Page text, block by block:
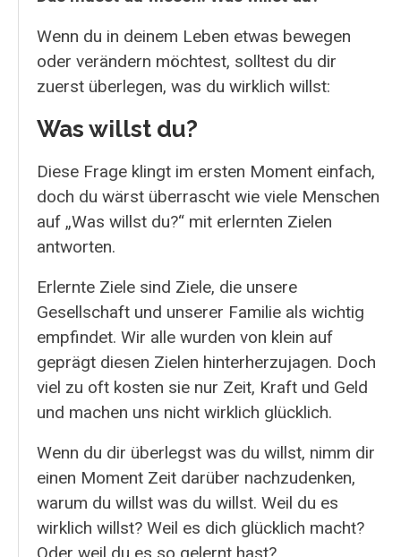
Wenn du in deinem Leben etwas bewegen
oder verändern möchtest, solltest du dir
zuerst überlegen, was du wirklich willst:
Was willst du?
Diese Frage klingt im ersten Moment einfach,
doch du wärst überrascht wie viele Menschen
auf „Was willst du?“ mit erlernten Zielen
antworten.
Erlernte Ziele sind Ziele, die unsere
Gesellschaft und unserer Familie als wichtig
empfindet. Wir alle wurden von klein auf
geprägt diesen Zielen hinterherzujagen. Doch
viel zu oft kosten sie nur Zeit, Kraft und Geld
und machen uns nicht wirklich glücklich.
Wenn du dir überlegst was du willst, nimm dir
einen Moment Zeit darüber nachzudenken,
warum du willst was du willst. Weil du es
wirklich willst? Weil es dich glücklich macht?